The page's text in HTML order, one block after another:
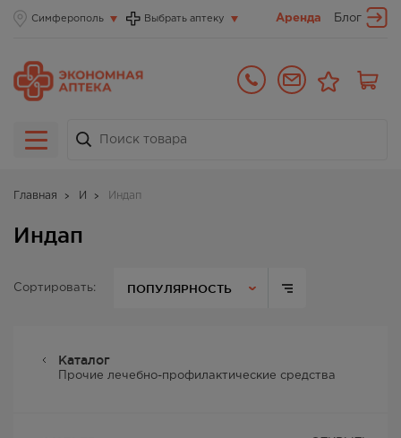
Симферополь Выбрать аптеку Аренда Блог
Главная И Индап
Индап
Сортировать: ПОПУЛЯРНОСТЬ
Каталог
Прочие лечебно-профилактические средства